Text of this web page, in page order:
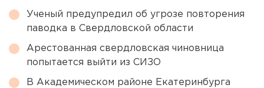
Ученый предупредил об угрозе повторения
паводка в Свердловской области
Арестованная свердловская чиновница
попытается выйти из СИЗО
В Академическом районе Екатеринбурга